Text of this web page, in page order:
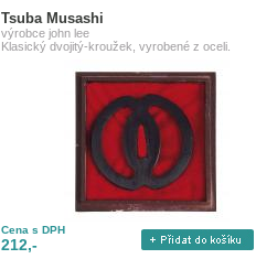
Tsuba Musashi
výrobce john lee
Klasický dvojitý-kroužek, vyrobené z oceli.
Cena s DPH
212,-